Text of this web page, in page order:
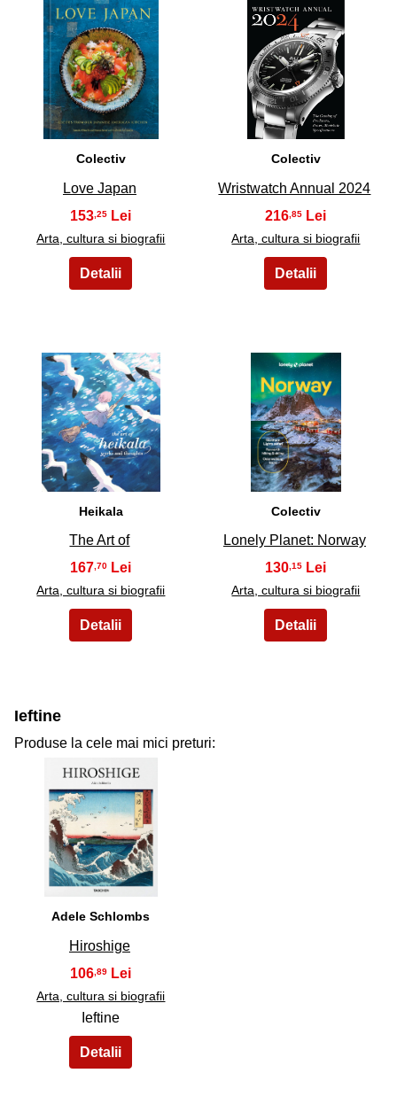
27
Colectiv
Love Japan
153 ,25
Arta, cultura si biografii
28
Colectiv
Wristwatch Annual 2024
216 ,85
Arta, cultura si biografii
29
Heikala
The Art of
167 ,70
Arta, cultura si biografii
30
Colectiv
Lonely Planet: Norway
130 ,15
Arta, cultura si biografii
Ieftine
Produse la cele mai mici preturi:
31
Adele Schlombs
Hiroshige
106 ,89
Arta, cultura si biografii
Ieftine